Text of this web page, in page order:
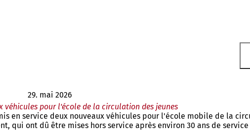
29. mai 2026
véhicules pour l'école de la circulation des jeunes
en service deux nouveaux véhicules pour l'école mobile de la
qui ont dû être mises hors service après environ 30 ans de